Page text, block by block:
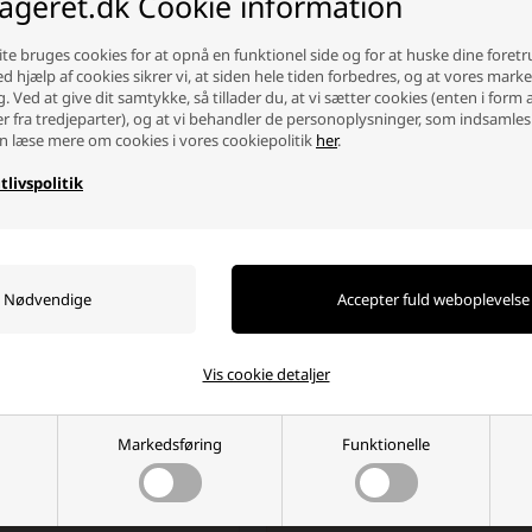
bruges cookies for at opnå en funktionel side og for at huske dine
hjælp af cookies sikrer vi, at siden hele tiden forbedres, og at vores
Ved at give dit samtykke, så tillader du, at vi sætter cookies (enten i form
fra tredjeparter), og at vi behandler de personoplysninger, som
læse mere om cookies i vores cookiepolitik her.
Markedsføring Funktionelle
Vis cookie detaljer
for anvendelse,
forbrug, eller du blot skal
HCA: 1747A
20 timers nominel kapacitet
10 timers nominel kapacitet
Terminal: SAE
Dimensioner: 518 x 223 x
Driftstemperaturområde: -
Hvorfor handle hos batterilageret?
Der er mange gode grunde, men her er et par